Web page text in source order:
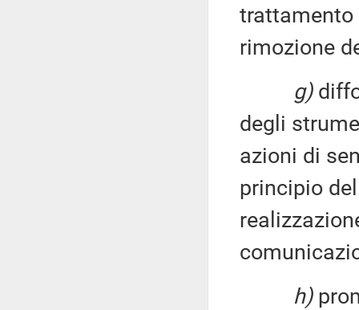
trattamento
rimozione
g)
degli
azioni di
principio
h)